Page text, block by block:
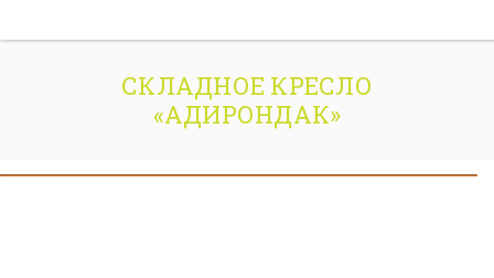
СКЛАДНОЕ КРЕСЛО
«АДИРОНДАК»